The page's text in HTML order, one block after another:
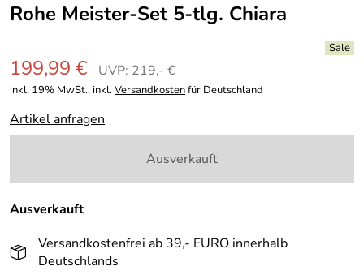
Rohe Meister-Set 5-tlg. Chiara
199,99 € UVP: 219,- €
inkl. 19% MwSt., inkl.Versandkostenfür Deutschland
Artikel anfragen
Ausverkauft
Ausverkauft
Versandkostenfrei ab 39,- EURO innerhalb
Deutschlands